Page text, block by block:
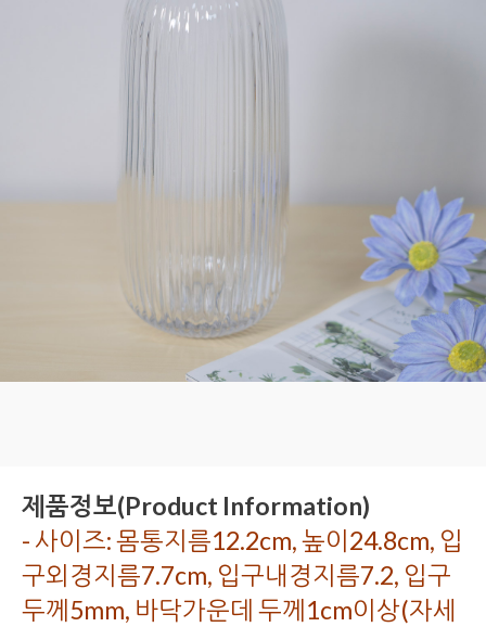
제품정보(Product Information)
- 사이즈: 몸통지름12.2cm, 높이24.8cm, 입
구외경지름7.7cm, 입구내경지름7.2, 입구
두께5mm, 바닥가운데 두께1cm이상(자세